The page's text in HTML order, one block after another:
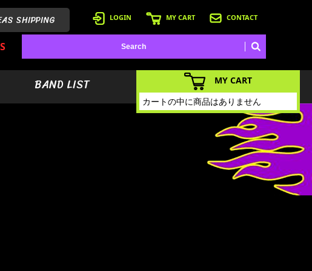
SHIPPING LOGIN MY CART CONTACT
BAND LIST
MY CART
カートの中に商品はありません